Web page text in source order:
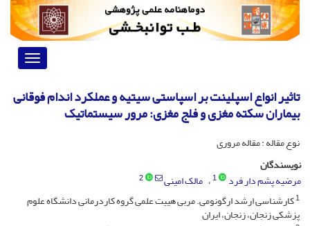
Toggle
تاثیر انواع اسپلینت بر اسپاستی سیتیه و عملکرد اندام فوقانی
بیماران سکته مغزی و فلج مغزی: مرور سیستماتیک
نوع مقاله : مقاله مروری
نویسندگان
مرضیه پشم دار فرد
1 مالک امینی
2
1کارشناسی ارشد ارگونومی. مربی هییت علمی گروه کاردرمانی دانشگاه علوم
پزشکی زنجان، زنجان، ایران